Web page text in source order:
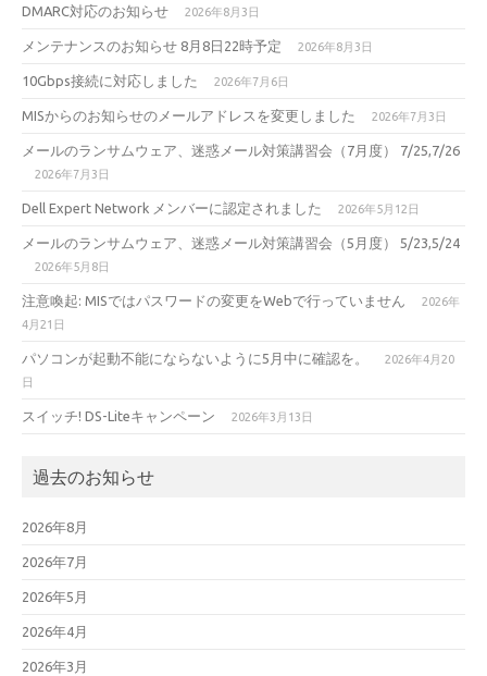
DMARC対応のお知らせ 2026年8月3日
メンテナンスのお知らせ 8月8日22時予定 2026年8月3日
10Gbps接続に対応しました 2026年7月6日
MISからのお知らせのメールアドレスを変更しました 2026年7月3日
メールのランサムウェア、迷惑メール対策講習会（7月度） 7/25,7/26
2026年7月3日
Dell Expert Network メンバーに認定されました 2026年5月12日
メールのランサムウェア、迷惑メール対策講習会（5月度） 5/23,5/24
2026年5月8日
注意喚起: MISではパスワードの変更をWebで行っていません
2026年
4月21日
パソコンが起動不能にならないように5月中に確認を。
2026年4月20
日
スイッチ! DS-Liteキャンペーン 2026年3月13日
過去のお知らせ
2026年8月
2026年7月
2026年5月
2026年4月
2026年3月